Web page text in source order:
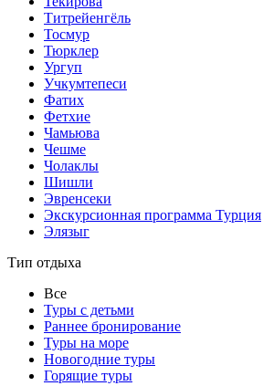
Титрейенгёль
Тосмур
Тюрклер
Ургуп
Учкумтепеси
Фатих
Фетхие
Чамьюва
Чешме
Чолаклы
Шишли
Эвренсеки
Экскурсионная программа Турция
Элязыг
Тип отдыха
Все
Туры с детьми
Раннее бронирование
Туры на море
Новогодние туры
Горящие туры